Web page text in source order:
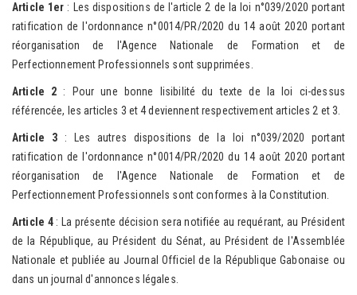
Article 1er : Les dispositions de l'article 2 de la loi n°039/2020 portant
ratification de l'ordonnance n°0014/PR/2020 du 14 août 2020 portant
réorganisation de l'Agence Nationale de Formation et de
Perfectionnement Professionnels sont supprimées.
Article 2 : Pour une bonne lisibilité du texte de la loi ci-dessus
référencée, les articles 3 et 4 deviennent respectivement articles 2 et 3.
Article 3: Les autres dispositions de la loi n°039/2020 portant
ratification de l'ordonnance n°0014/PR/2020 du 14 août 2020 portant
réorganisation de l'Agence Nationale de Formation et de
Perfectionnement Professionnels sont conformes à la Constitution.
Article 4: La présente décision sera notifiée au requérant, au Président
de la République, au Président du Sénat, au Président de l'Assemblée
Nationale et publiée au Journal Officiel de la République Gabonaise ou
dans un journal d'annonces légales.